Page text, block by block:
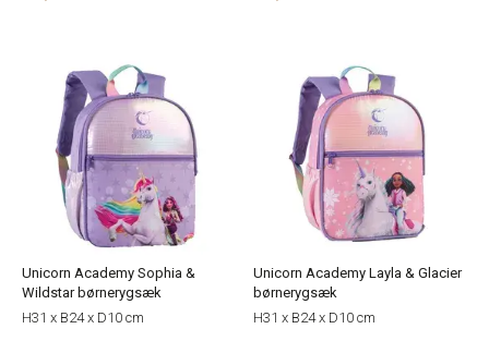
Unicorn Academy Sophia &
Wildstar børnerygsæk
H31 x B24 x D10 cm
Unicorn Academy Layla & Glacier
børnerygsæk
H31 x B24 x D10 cm